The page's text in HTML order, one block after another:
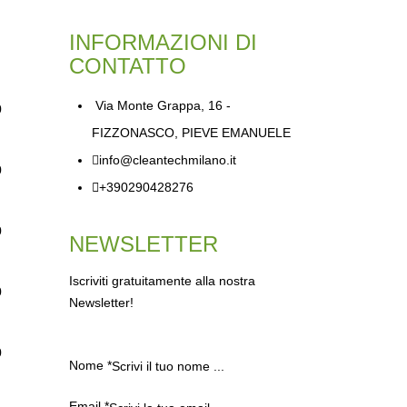
INFORMAZIONI DI
CONTATTO
Via Monte Grappa, 16 -
FIZZONASCO, PIEVE EMANUELE
info@cleantechmilano.it
+390290428276
NEWSLETTER
Iscriviti gratuitamente alla nostra
Newsletter!
Nome *